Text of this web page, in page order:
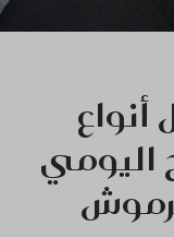
اليومي